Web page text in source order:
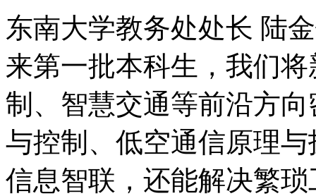
东南大学教务处处长 陆
来第一批本科生，我们
制、智慧交通等前沿方
与控制、低空通信原理
信息智联，还能解决繁